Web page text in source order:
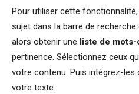
Pour utiliser cette
sujet dans la barre de
alors obtenir une liste de
pertinence. Sélectionnez ceux
votre contenu. Puis intégrez-les
votre texte.